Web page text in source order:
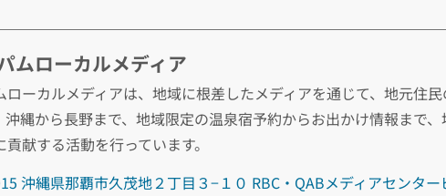
ムローカルメディア
ローカルメディアは、地域に根差したメディアを通じて、地元住
沖縄から長野まで、地域限定の温泉宿予約からお出かけ情報まで
献する活動を行っています。
沖縄県那覇市久茂地２丁目３−１０ RBC・QABメディアセンター